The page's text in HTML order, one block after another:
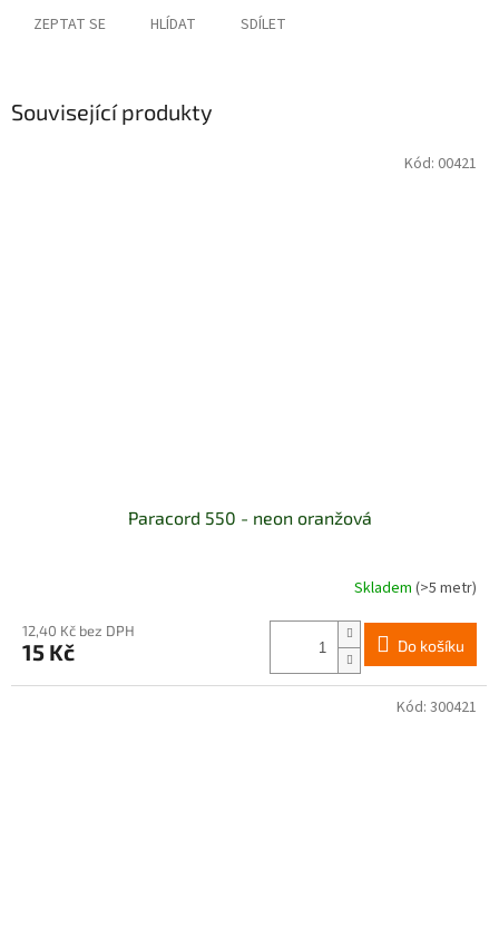
ZEPTAT SE HLÍDAT SDÍLET
Související produkty
Paracord 550 - neon oranžová
Skladem (>5 metr)
12,40 Kč bez DPH
15 Kč Do košíku
Kód: 00421
Kód: 300421